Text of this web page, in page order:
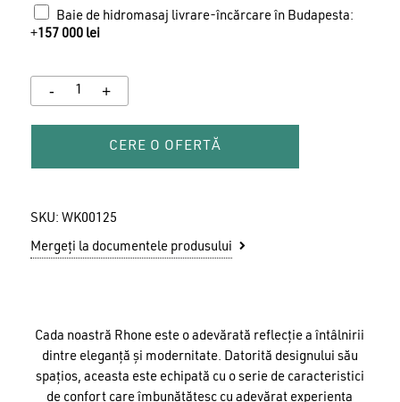
Baie de hidromasaj livrare-încărcare în Budapesta:
+157 000 lei
CERE O OFERTĂ
SKU: WK00125
Mergeți la documentele produsului
Cada noastră Rhone este o adevărată reflecție a întâlnirii
dintre eleganță și modernitate. Datorită designului său
spațios, aceasta este echipată cu o serie de caracteristici
de confort care îmbunătățesc cu adevărat experiența